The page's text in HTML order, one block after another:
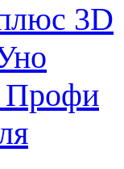
3D
Профи